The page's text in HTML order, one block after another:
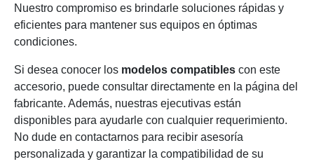
Nuestro compromiso es brindarle soluciones rápidas y
eficientes para mantener sus equipos en óptimas
condiciones.
Si desea conocer los modelos compatibles con este
accesorio, puede consultar directamente en la página del
fabricante. Además, nuestras ejecutivas están
disponibles para ayudarle con cualquier requerimiento.
No dude en contactarnos para recibir asesoría
personalizada y garantizar la compatibilidad de su